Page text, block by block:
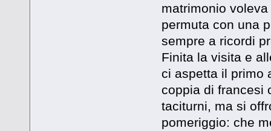
matrimonio
permuta con una
sempre a ricordi
Finita la visita e
ci aspetta il primo
coppia di francesi
taciturni, ma si
pomeriggio: che